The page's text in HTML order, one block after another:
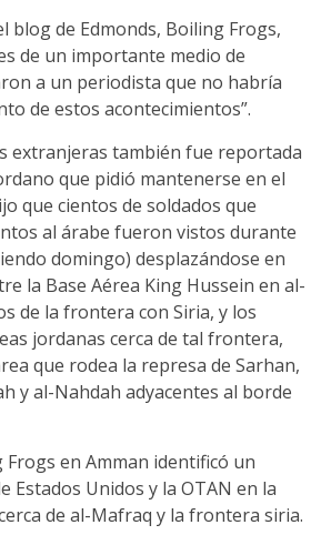
blog de Edmonds, Boiling Frogs,
de un importante medio de
a un periodista que no habría
de estos acontecimientos”.
extranjeras también fue reportada
que pidió mantenerse en el
que cientos de soldados que
al árabe fueron vistos durante
domingo) desplazándose en
la Base Aérea King Hussein en al-
de la frontera con Siria, y los
jordanas cerca de tal frontera,
que rodea la represa de Sarhan,
y al-Nahdah adyacentes al borde
en Amman identificó un
Estados Unidos y la OTAN en la
de al-Mafraq y la frontera siria.